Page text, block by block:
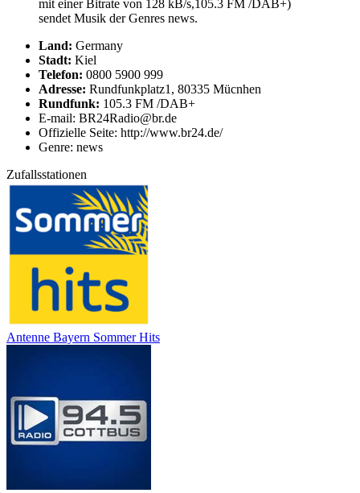
mit einer Bitrate von 128 kB/s,105.3 FM /DAB+)
sendet Musik der Genres news.
Land: Germany
Stadt: Kiel
Telefon: 0800 5900 999
Adresse: Rundfunkplatz1, 80335 Mücnhen
Rundfunk: 105.3 FM /DAB+
E-mail: BR24Radio@br.de
Offizielle Seite: http://www.br24.de/
Genre: news
Zufallsstationen
Antenne Bayern Sommer Hits